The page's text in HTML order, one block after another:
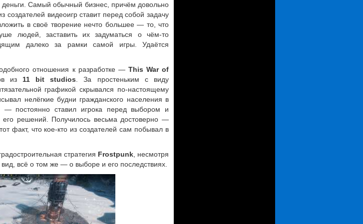
Самый обычный бизнес, причём довольно
создателей видеоигр ставит перед собой задачу
в своё творение нечто большее — то, что
людей, заставить их задуматься о чём-то
далеко за рамки самой игры. Удаётся
отношения к разработке — This War of
из 11 bit studios . За простеньким с виду
графикой скрывался по-настоящему
нелёгкие будни гражданского населения в
— постоянно ставил игрока перед выбором и
его решений. Получилось весьма достоверно —
факт, что кое-кто из создателей сам побывал в
градостроительная стратегия Frostpunk , несмотря
всё о том же — о выборе и его последствиях.